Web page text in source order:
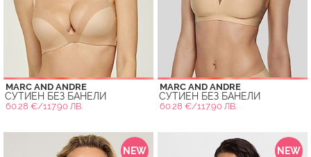
MARC AND ANDRE
СУТИЕН БЕЗ БАНЕЛИ
60.28 €/117.90 ЛВ.
MARC AND ANDRE
СУТИЕН БЕЗ БАНЕЛИ
60.28 €/117.90 ЛВ.
NEW NEW